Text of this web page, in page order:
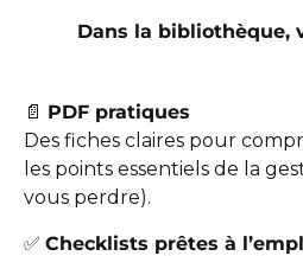
Dans la bibliothèque,
📄 PDF pratiques
Des fiches claires pour
les points essentiels de la
vous perdre).
✅ Checklists prêtes à